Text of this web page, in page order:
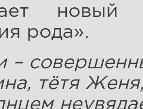
рода».
–
тётя